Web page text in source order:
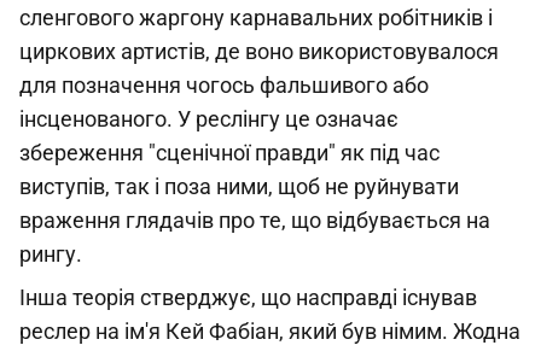
сленгового жаргону карнавальних робітників і
циркових артистів, де воно використовувалося
для позначення чогось фальшивого або
інсценованого. У реслінгу це означає
збереження "сценічної правди" як під час
виступів, так і поза ними, щоб не руйнувати
враження глядачів про те, що відбувається на
рингу.
Інша теорія стверджує, що насправді існував
реслер на ім'я Кей Фабіан, який був німим. Жодна